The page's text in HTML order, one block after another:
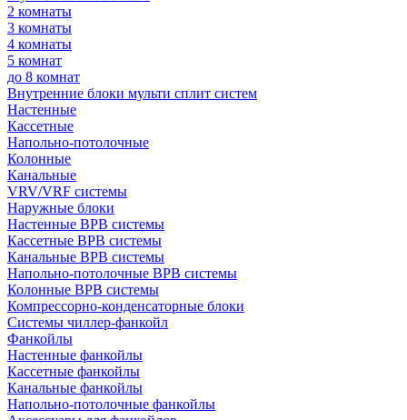
2 комнаты
3 комнаты
4 комнаты
5 комнат
до 8 комнат
Внутренние блоки мульти сплит систем
Настенные
Кассетные
Напольно-потолочные
Колонные
Канальные
VRV/VRF системы
Наружные блоки
Настенные ВРВ системы
Кассетные ВРВ системы
Канальные ВРВ системы
Напольно-потолочные ВРВ системы
Колонные ВРВ системы
Компрессорно-конденсаторные блоки
Системы чиллер-фанкойл
Фанкойлы
Настенные фанкойлы
Кассетные фанкойлы
Канальные фанкойлы
Напольно-потолочные фанкойлы